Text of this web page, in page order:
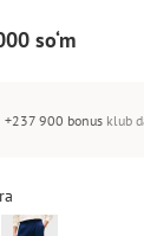
so‘m
+237 900 bonus klub